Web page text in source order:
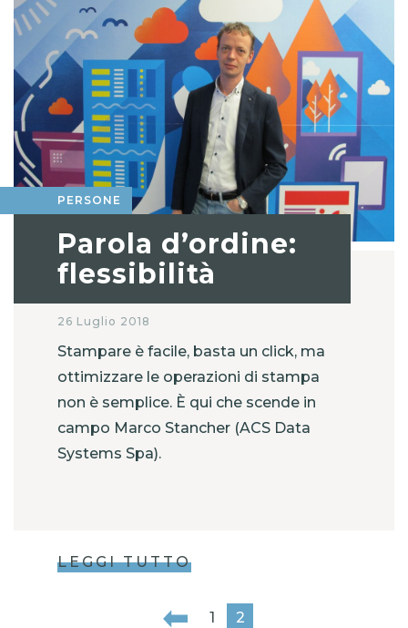
PERSONE
Parola d’ordine:
flessibilità
26 Luglio 2018
Stampare è facile, basta un click, ma
ottimizzare le operazioni di stampa
non è semplice. È qui che scende in
campo Marco Stancher (ACS Data
Systems Spa).
LEGGI TUTTO
1 2